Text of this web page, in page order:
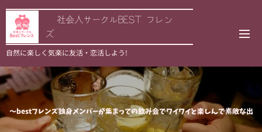
🌟社会人サークルBEST フレン
ズ
自然に楽しく気楽に友活・恋活しよう!
～bestフレンズ独身メンバーが集まっての飲み会でワイワイと楽しんで素敵な出